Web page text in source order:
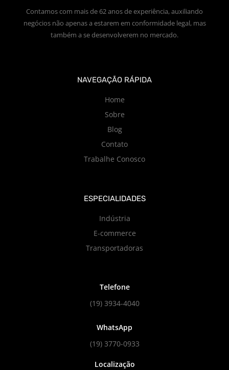
Contamos com mais de 62 anos de experiência, auxiliando
negócios não apenas a estarem em conformidade legal, mas
também a se desenvolverem no mercado.
NAVEGAÇÃO RÁPIDA
Home
Sobre
Blog
Contato
Trabalhe Conosco
ESPECIALIDADES
Indústria
E-commerce
Transportadoras
Telefone
(19) 3934-4040
WhatsApp
(19) 3770-0933
Localização